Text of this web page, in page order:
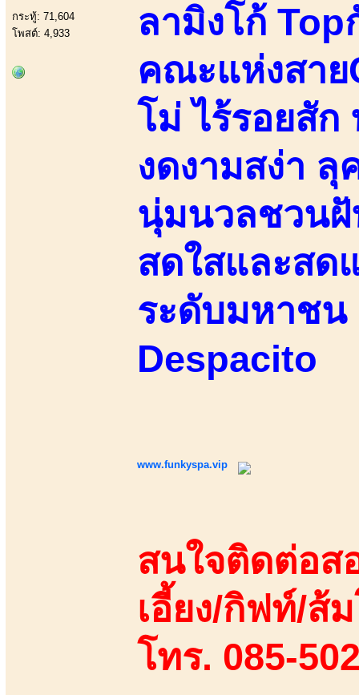
กระทู้: 71,604
โพสต์: 4,933
ลามิงโก้
คณะแห่งสาย
โม่ ไร้รอยสัก
งดงามสง่า
นุ่มนวลชวนฝั
สดใสและสด
ระดับมหาชน
Despacito
www.funkyspa.vip
สนใจติดต่อส
เอี้ยง/กิฟท์/ส้
โทร. 085-